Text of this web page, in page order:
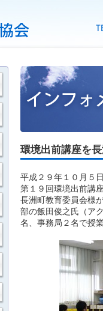
環境出前講座を
平成２９年１０月５
第１９回環境出前講
長洲町教育委員会様
部の飯田俊之氏（ア
名、事務局２名で授